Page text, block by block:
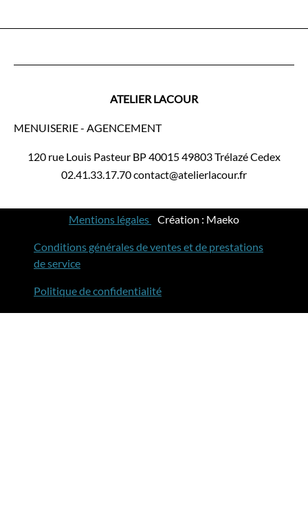
ATELIER LACOUR
MENUISERIE - AGENCEMENT
120 rue Louis Pasteur BP 40015 49803 Trélazé Cedex
02.41.33.17.70 contact@atelierlacour.fr
Mentions légales Création : Maeko
Conditions générales de ventes et de prestations
de service
Politique de confidentialité